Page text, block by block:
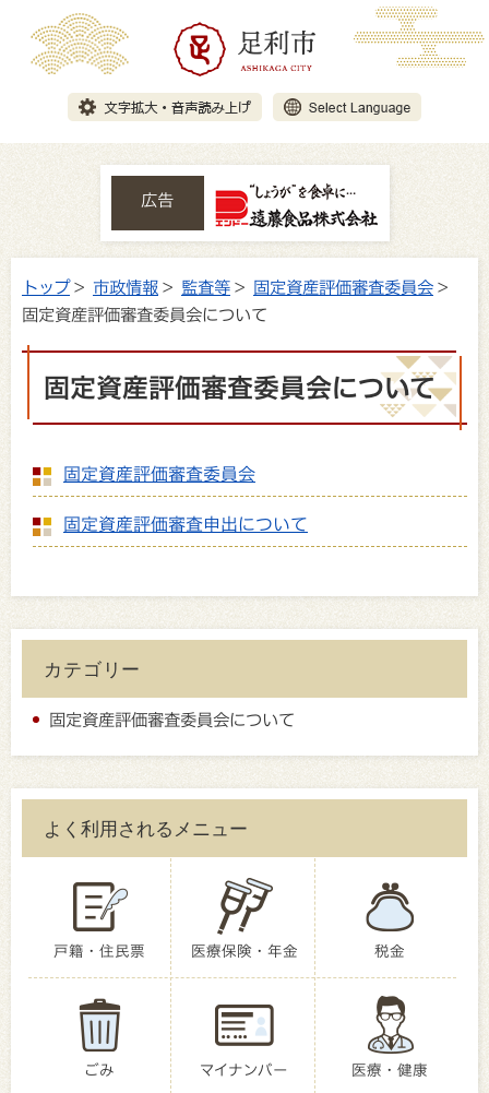
広告
トップ> 市政情報 > 監査等 > 固定資産評価審査委員会 >
固定資産評価審査委員会について
固定資産評価審査委員会について
固定資産評価審査委員会
固定資産評価審査申出について
カテゴリー
固定資産評価審査委員会について
よく利用されるメニュー
戸籍・住民票 医療保険・年金 税金
ごみ マイナンバー 医療・健康